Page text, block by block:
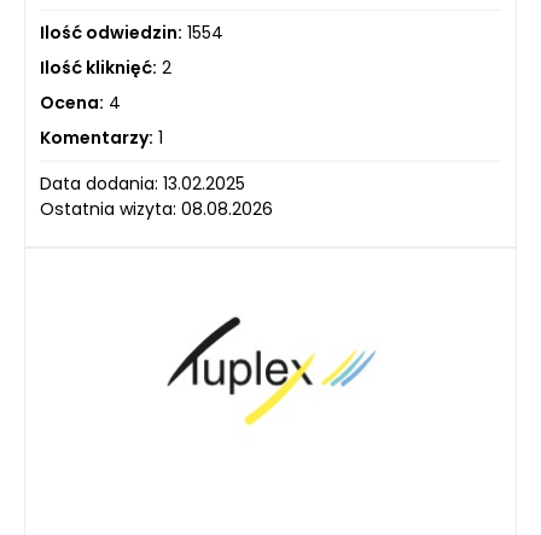
Ilość odwiedzin: 1554
Ilość kliknięć: 2
Ocena: 4
Komentarzy: 1
Data dodania: 13.02.2025
Ostatnia wizyta: 08.08.2026